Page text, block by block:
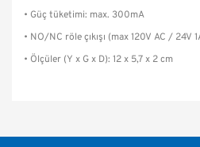
• Güç tüketimi: max. 300mA
• NO/NC röle çıkışı (max 120V AC / 24V
• Ölçüler (Y x G x D): 12 x 5,7 x 2 cm
kullanarak tarafımıza iletebilirsiniz.